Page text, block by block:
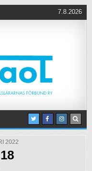
7.8.2026
2022